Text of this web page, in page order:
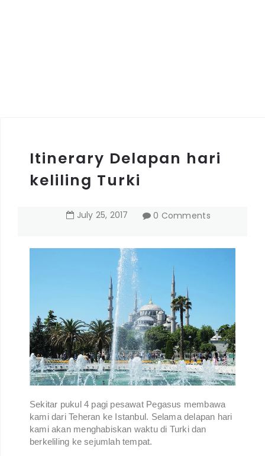
Itinerary Delapan hari
keliling Turki
July 25, 2017 0 Comments
Sekitar pukul 4 pagi pesawat Pegasus membawa
kami dari Teheran ke Istanbul. Selama delapan hari
kami akan menghabiskan waktu di Turki dan
berkeliling ke sejumlah tempat.